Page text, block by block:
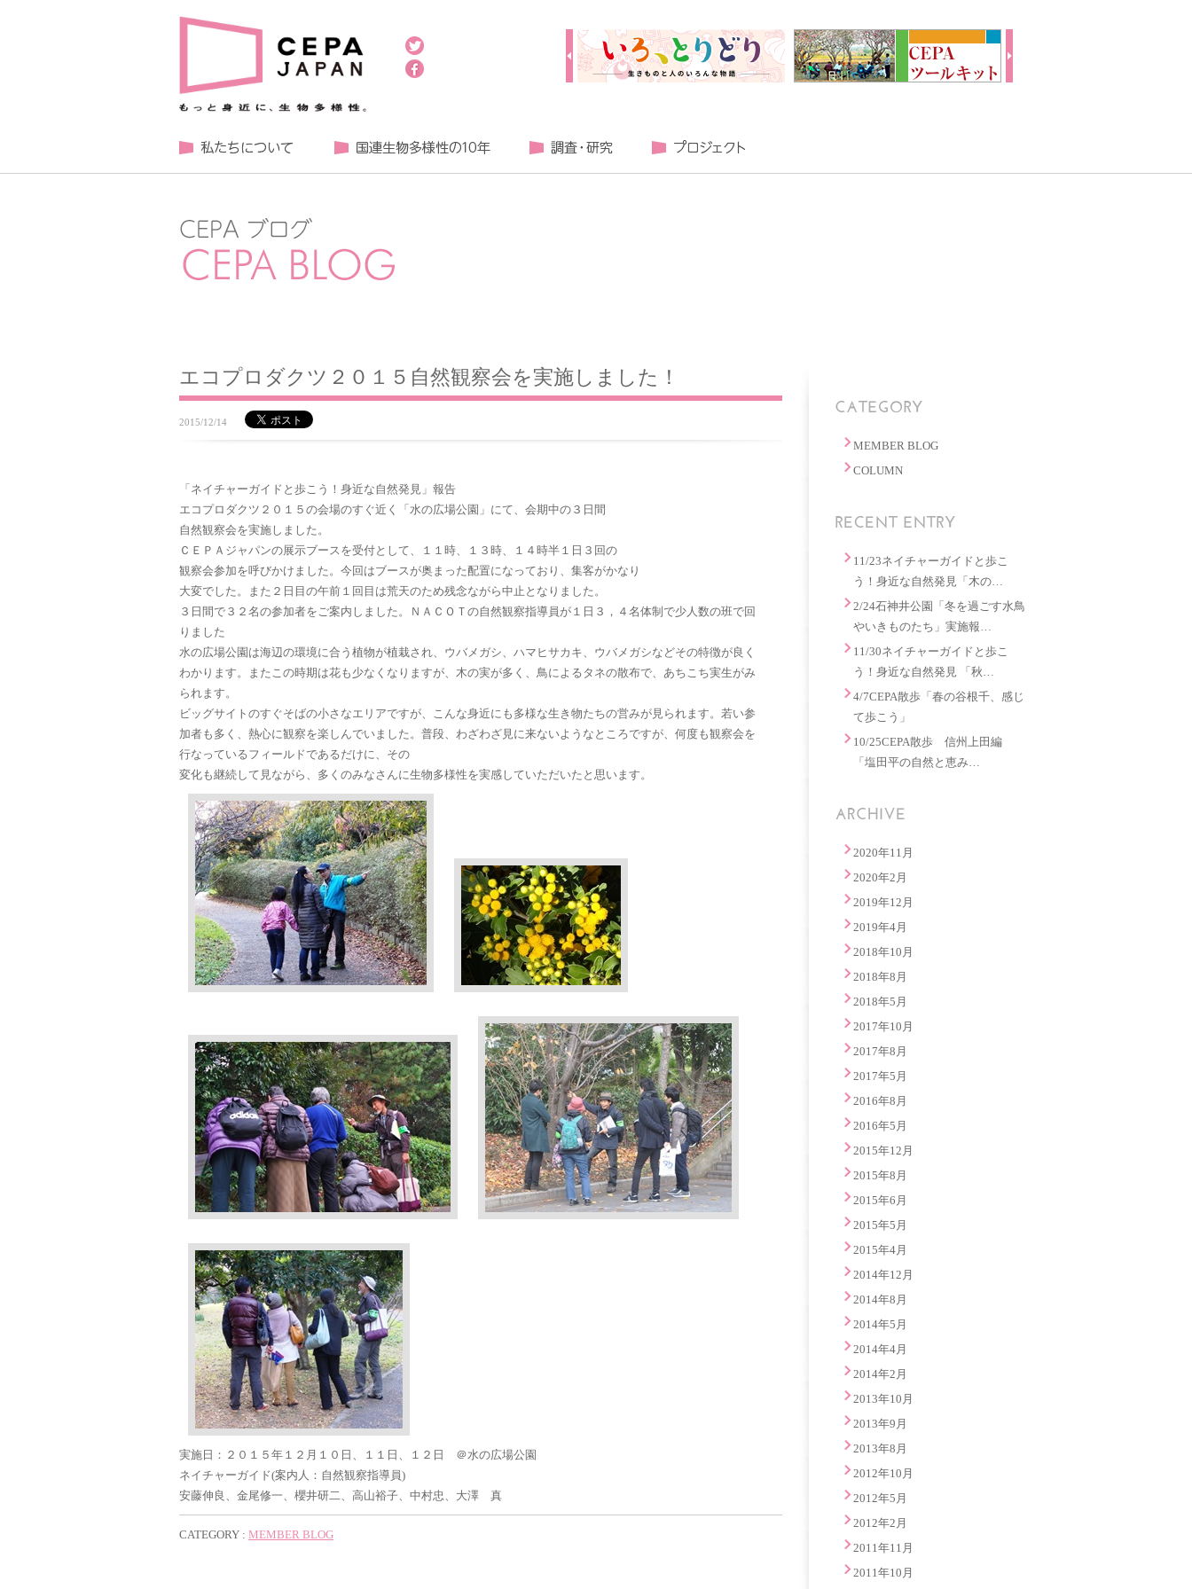
エコプロダクツ２０１５自然観察会を実施しました！
2015/12/14
「ネイチャーガイドと歩こう！身近な自然発見」報告
エコプロダクツ２０１５の会場のすぐ近く「水の広場公園」にて、会期中の３日間
自然観察会を実施しました。
ＣＥＰＡジャパンの展示ブースを受付として、１１時、１３時、１４時半１日３回の
観察会参加を呼びかけました。今回はブースが奥まった配置になっており、集客がかなり
大変でした。また２日目の午前１回目は荒天のため残念ながら中止となりました。
３日間で３２名の参加者をご案内しました。ＮＡＣＯＴの自然観察指導員が１日３，４名体制で少人数の班で回
りました
水の広場公園は海辺の環境に合う植物が植栽され、ウバメガシ、ハマヒサカキ、ウバメガシなどその特徴が良く
わかります。またこの時期は花も少なくなりますが、木の実が多く、鳥によるタネの散布で、あちこち実生がみ
られます。
ビッグサイトのすぐそばの小さなエリアですが、こんな身近にも多様な生き物たちの営みが見られます。若い参
加者も多く、熱心に観察を楽しんでいました。普段、わざわざ見に来ないようなところですが、何度も観察会を
行なっているフィールドであるだけに、その
変化も継続して見ながら、多くのみなさんに生物多様性を実感していただいたと思います。
実施日：２０１５年１２月１０日、１１日、１２日 ＠水の広場公園
ネイチャーガイド(案内人：自然観察指導員)
安藤伸良、金尾修一、櫻井研二、高山裕子、中村忠、大澤 真
CATEGORY : MEMBER BLOG
MEMBER BLOG
COLUMN
11/23ネイチャーガイドと歩こ
う！身近な自然発見「木の…
2/24石神井公園「冬を過ごす水鳥
やいきものたち」実施報…
11/30ネイチャーガイドと歩こ
う！身近な自然発見 「秋…
4/7CEPA散歩「春の谷根千、感じ
て歩こう」
10/25CEPA散歩 信州上田編
「塩田平の自然と恵み…
2020年11月
2020年2月
2019年12月
2019年4月
2018年10月
2018年8月
2018年5月
2017年10月
2017年8月
2017年5月
2016年8月
2016年5月
2015年12月
2015年8月
2015年6月
2015年5月
2015年4月
2014年12月
2014年8月
2014年5月
2014年4月
2014年2月
2013年10月
2013年9月
2013年8月
2012年10月
2012年5月
2012年2月
2011年11月
2011年10月